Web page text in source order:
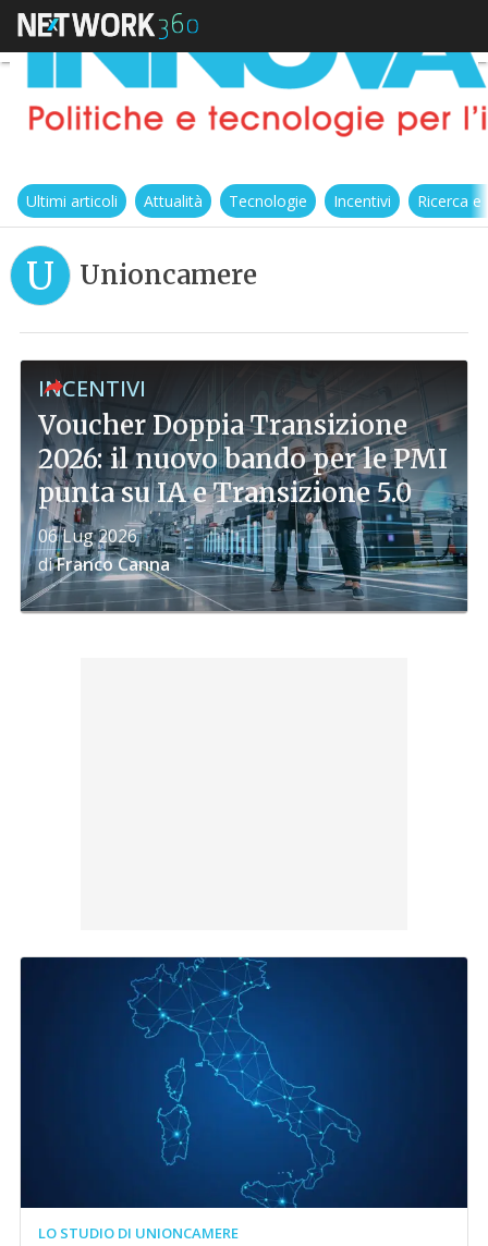
Ultimi articoli Attualità Tecnologie Incentivi Ricerca
U Unioncamere
INCENTIVI
Voucher Doppia Transizione
2026: il nuovo bando per le PMI
punta su IA e Transizione 5.0
06 Lug 2026
diFranco Canna
LO STUDIO DI UNIONCAMERE